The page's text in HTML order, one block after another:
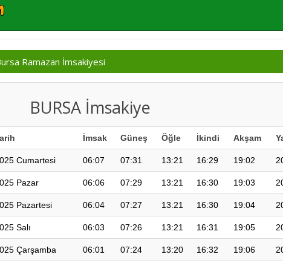
Ramazan İmsakiyesi
BURSA İmsakiye
İmsak Güneş Öğle İkindi Akşam
Cumartesi 06:07 07:31 13:21 16:29 19:02
Pazar 06:06 07:29 13:21 16:30 19:03
Pazartesi 06:04 07:27 13:21 16:30 19:04
Salı 06:03 07:26 13:21 16:31 19:05
Çarşamba 06:01 07:24 13:20 16:32 19:06